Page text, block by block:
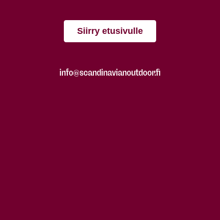
Siirry etusivulle
info@scandinavianoutdoor.fi